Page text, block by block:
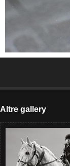
Altre gallery